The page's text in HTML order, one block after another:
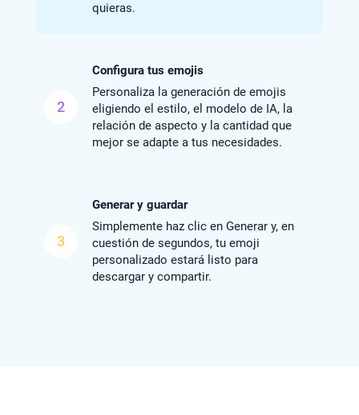
quieras.
2
Configura tus emojis
Personaliza la generación de emojis
eligiendo el estilo, el modelo de IA, la
relación de aspecto y la cantidad que
mejor se adapte a tus necesidades.
3
Generar y guardar
Simplemente haz clic en Generar y, en
cuestión de segundos, tu emoji
personalizado estará listo para
descargar y compartir.